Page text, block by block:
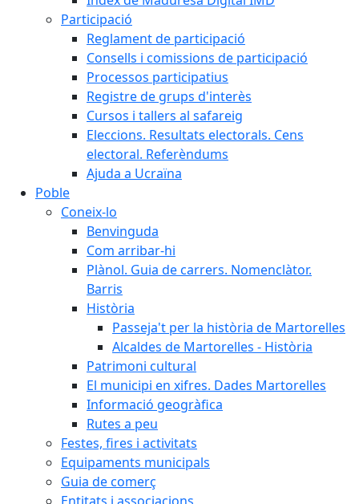
Participació
Reglament de participació
Consells i comissions de participació
Processos participatius
Registre de grups d'interès
Cursos i tallers al safareig
Eleccions. Resultats electorals. Cens
electoral. Referèndums
Ajuda a Ucraïna
Poble
Coneix-lo
Benvinguda
Com arribar-hi
Plànol. Guia de carrers. Nomenclàtor.
Barris
Història
Passeja't per la història de Martorelles
Alcaldes de Martorelles - Història
Patrimoni cultural
El municipi en xifres. Dades Martorelles
Informació geogràfica
Rutes a peu
Festes, fires i activitats
Equipaments municipals
Guia de comerç